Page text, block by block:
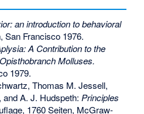
an introduction to behavioral
San Francisco 1976.
A Contribution to the
Molluses.
1979.
Thomas M. Jessell,
A. J. Hudspeth: Principles
1760 Seiten, McGraw-